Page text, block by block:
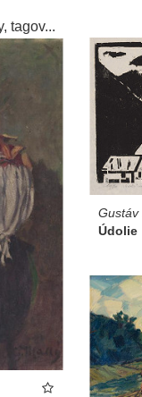
tagov...
Gustáv
Údolie